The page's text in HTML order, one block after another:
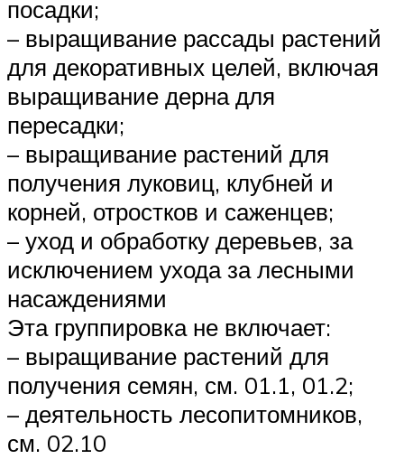
посадки;
– выращивание рассады растений
для декоративных целей, включая
выращивание дерна для
пересадки;
– выращивание растений для
получения луковиц, клубней и
корней, отростков и саженцев;
– уход и обработку деревьев, за
исключением ухода за лесными
насаждениями
Эта группировка не включает:
– выращивание растений для
получения семян, см. 01.1, 01.2;
– деятельность лесопитомников,
см. 02.10